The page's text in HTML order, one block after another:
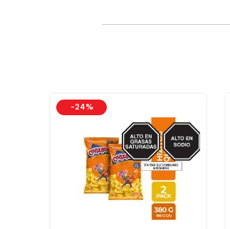
-24 %
SODIO/GRASAS-
SAT